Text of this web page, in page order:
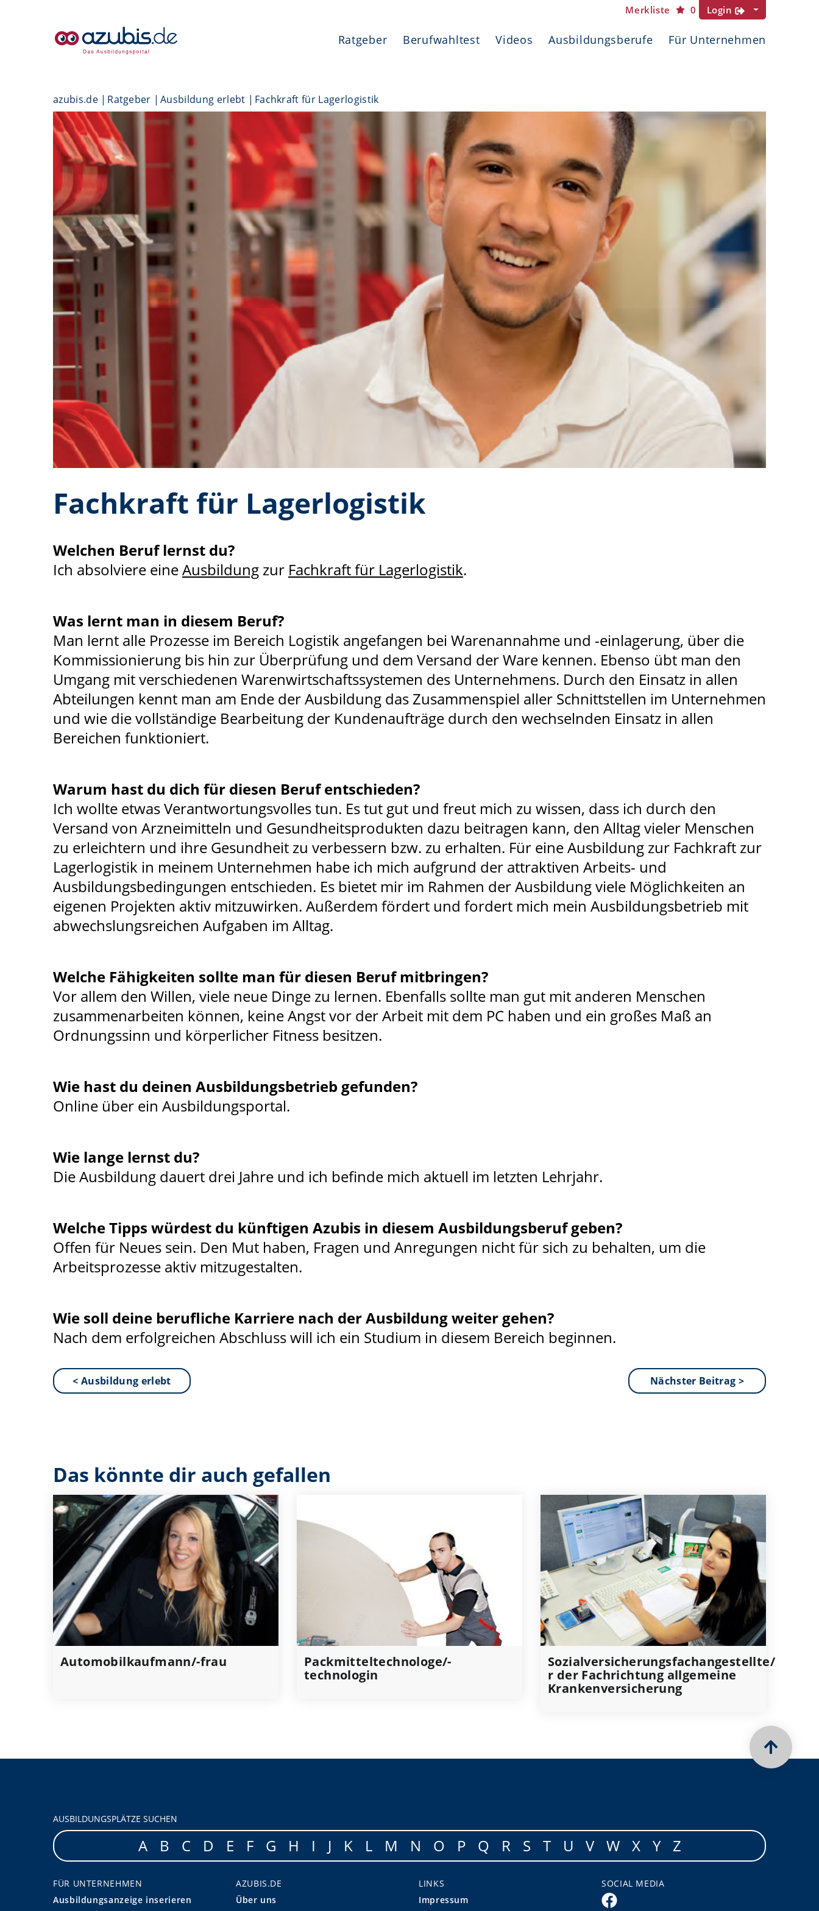
Merkliste 0 Login
Ratgeber Berufwahltest Videos Ausbildungsberufe Für Unternehmen
azubis.de Ratgeber Ausbildung erlebt Fachkraft für Lagerlogistik
Fachkraft für Lagerlogistik
Welchen Beruf lernst du?
Ich absolviere eineAusbildung zur Fachkraft für Lagerlogistik.
Was lernt man in diesem Beruf?
Man lernt alle Prozesse im Bereich Logistik angefangen bei Warenannahme und -einlagerung, über die
Kommissionierung bis hin zur Überprüfung und dem Versand der Ware kennen. Ebenso übt man den
Umgang mit verschiedenen Warenwirtschaftssystemen des Unternehmens. Durch den Einsatz in allen
Abteilungen kennt man am Ende der Ausbildung das Zusammenspiel aller Schnittstellen im Unternehmen
und wie die vollständige Bearbeitung der Kundenaufträge durch den wechselnden Einsatz in allen
Bereichen funktioniert.
Warum hast du dich für diesen Beruf entschieden?
Ich wollte etwas Verantwortungsvolles tun. Es tut gut und freut mich zu wissen, dass ich durch den
Versand von Arzneimitteln und Gesundheitsprodukten dazu beitragen kann, den Alltag vieler Menschen
zu erleichtern und ihre Gesundheit zu verbessern bzw. zu erhalten. Für eine Ausbildung zur Fachkraft zur
Lagerlogistik in meinem Unternehmen habe ich mich aufgrund der attraktiven Arbeits- und
Ausbildungsbedingungen entschieden. Es bietet mir im Rahmen der Ausbildung viele Möglichkeiten an
eigenen Projekten aktiv mitzuwirken. Außerdem fördert und fordert mich mein Ausbildungsbetrieb mit
abwechslungsreichen Aufgaben im Alltag.
Welche Fähigkeiten sollte man für diesen Beruf mitbringen?
Vor allem den Willen, viele neue Dinge zu lernen. Ebenfalls sollte man gut mit anderen Menschen
zusammenarbeiten können, keine Angst vor der Arbeit mit dem PC haben und ein großes Maß an
Ordnungssinn und körperlicher Fitness besitzen.
Wie hast du deinen Ausbildungsbetrieb gefunden?
Online über ein Ausbildungsportal.
Wie lange lernst du?
Die Ausbildung dauert drei Jahre und ich befinde mich aktuell im letzten Lehrjahr.
Welche Tipps würdest du künftigen Azubis in diesem Ausbildungsberuf geben?
Offen für Neues sein. Den Mut haben, Fragen und Anregungen nicht für sich zu behalten, um die
Arbeitsprozesse aktiv mitzugestalten.
Wie soll deine berufliche Karriere nach der Ausbildung weiter gehen?
Nach dem erfolgreichen Abschluss will ich ein Studium in diesem Bereich beginnen.
< Ausbildung erlebt Nächster Beitrag >
Das könnte dir auch gefallen
Automobilkaufmann/-frau
Packmitteltechnologe/-
technologin
Sozialversicherungsfachangestellte/
r der Fachrichtung allgemeine
Krankenversicherung
AUSBILDUNGSPLÄTZE SUCHEN
A B C D E F G H I J K L M N O P Q R S T U V W X Y Z
FÜR UNTERNEHMEN
Ausbildungsanzeige inserieren
AZUBIS.DE
Über uns
LINKS
Impressum
SOCIAL MEDIA